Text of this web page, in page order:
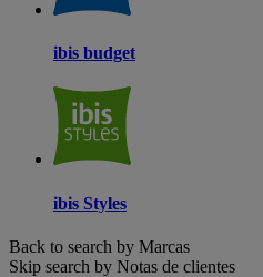
ibis budget
ibis Styles
Back to search by Marcas
Skip search by Notas de clientes